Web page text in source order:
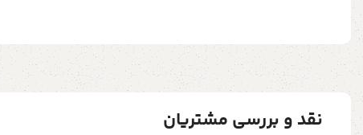
نقد و بررسی مشتریان